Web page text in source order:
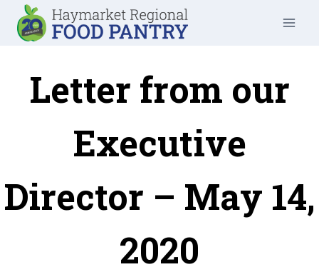
content
Letter from our
Executive
Director – May 14,
2020